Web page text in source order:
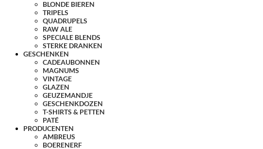
BLONDE BIEREN
TRIPELS
QUADRUPELS
RAW ALE
SPECIALE BLENDS
STERKE DRANKEN
GESCHENKEN
CADEAUBONNEN
MAGNUMS
VINTAGE
GLAZEN
GEUZEMANDJE
GESCHENKDOZEN
T-SHIRTS & PETTEN
PATÉ
PRODUCENTEN
AMBREUS
BOERENERF